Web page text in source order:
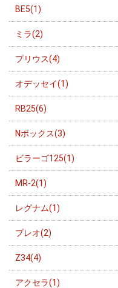
BE5(1)
ミラ(2)
プリウス(4)
オデッセイ(1)
RB25(6)
Nボックス(3)
ビラーゴ125(1)
MR-2(1)
レグナム(1)
プレオ(2)
Z34(4)
アクセラ(1)